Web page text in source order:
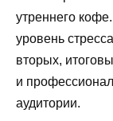
утреннего
уровень
вторых,
и
аудитории.